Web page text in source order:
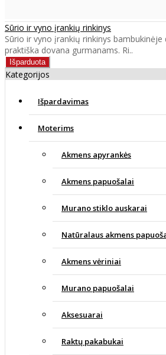
Sūrio ir vyno įrankių rinkinys
Sūrio ir vyno įrankių rinkinys
praktiška dovana gurmanams. Ri..
Kategorijos
Išpardavimas
Moterims
Akmens apyrankės
Akmens papuošalai
Murano stiklo auskarai
Natūralaus akmens
Akmens vėriniai
Murano papuošalai
Aksesuarai
Raktų pakabukai